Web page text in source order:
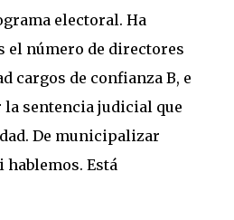
electoral. Ha
número de directores
cargos de confianza B, e
sentencia judicial que
De municipalizar
Está